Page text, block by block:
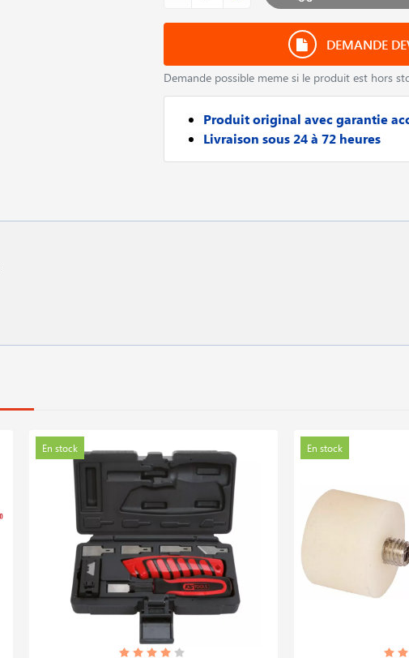
DEMANDE
Demande possible meme si le produit est hors
Produit original avec garantie
Livraison sous 24 à 72 heures
En stock En stock